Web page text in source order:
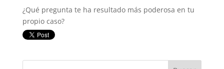
¿Qué pregunta te ha resultado más poderosa en tu
propio caso?